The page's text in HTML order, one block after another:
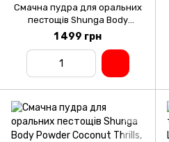
Смачна пудра для оральних
пестощів Shunga Body
Powder Luscious Mango, 75 г,
аромат манго
1 499 грн